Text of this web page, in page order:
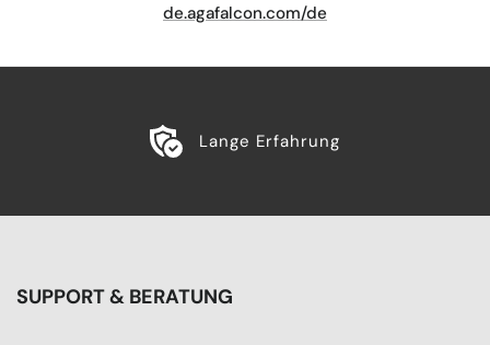
de.agafalcon.com/de
Lange Erfahrung
SUPPORT & BERATUNG